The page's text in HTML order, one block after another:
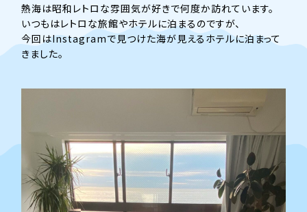
熱海は昭和レトロな雰囲気が好きで何度か訪れています。
いつもはレトロな旅館やホテルに泊まるのですが、
今回はInstagramで見つけた海が見えるホテルに泊まって
きました。